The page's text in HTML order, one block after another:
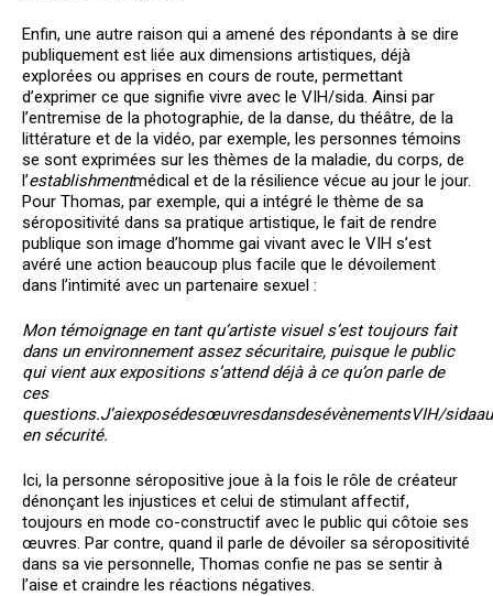
Enfin, une autre raison qui a amené des répondants à se dire
publiquement est liée aux dimensions artistiques, déjà
explorées ou apprises en cours de route, permettant
d’exprimer ce que signifie vivre avec le VIH/sida. Ainsi par
l’entremise de la photographie, de la danse, du théâtre, de la
littérature et de la vidéo, par exemple, les personnes témoins
se sont exprimées sur les thèmes de la maladie, du corps, de
l’establishmentmédical et de la résilience vécue au jour le jour.
Pour Thomas, par exemple, qui a intégré le thème de sa
séropositivité dans sa pratique artistique, le fait de rendre
publique son image d’homme gai vivant avec le VIH s’est
avéré une action beaucoup plus facile que le dévoilement
dans l’intimité avec un partenaire sexuel :
Mon témoignage en tant qu’artiste visuel s’est toujours fait
dans un environnement assez sécuritaire, puisque le public
qui vient aux expositions s’attend déjà à ce qu’on parle de
ces
questions.J’aiexposédesœuvresdansdesévènementsVIH/sida
en sécurité.
Ici, la personne séropositive joue à la fois le rôle de créateur
dénonçant les injustices et celui de stimulant affectif,
toujours en mode co-constructif avec le public qui côtoie ses
œuvres. Par contre, quand il parle de dévoiler sa séropositivité
dans sa vie personnelle, Thomas confie ne pas se sentir à
l’aise et craindre les réactions négatives.